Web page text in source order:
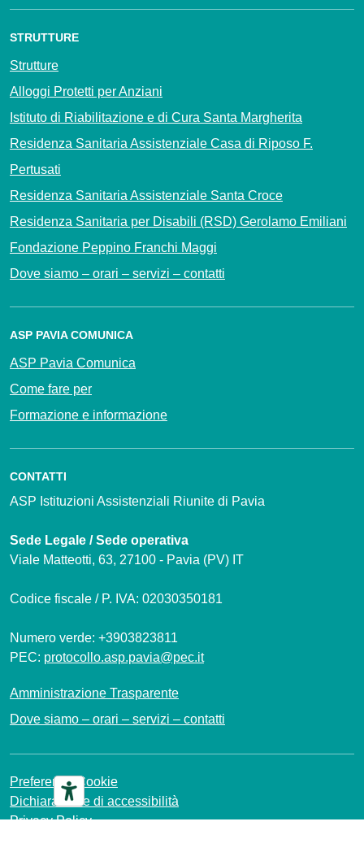
STRUTTURE
Strutture
Alloggi Protetti per Anziani
Istituto di Riabilitazione e di Cura Santa Margherita
Residenza Sanitaria Assistenziale Casa di Riposo F.
Pertusati
Residenza Sanitaria Assistenziale Santa Croce
Residenza Sanitaria per Disabili (RSD) Gerolamo Emiliani
Fondazione Peppino Franchi Maggi
Dove siamo – orari – servizi – contatti
ASP PAVIA COMUNICA
ASP Pavia Comunica
Come fare per
Formazione e informazione
CONTATTI
ASP Istituzioni Assistenziali Riunite di Pavia
Sede Legale / Sede operativa
Viale Matteotti, 63, 27100 - Pavia (PV) IT
Codice fiscale / P. IVA: 02030350181
Numero verde: +3903823811
PEC: protocollo.asp.pavia@pec.it
Amministrazione Trasparente
Dove siamo – orari – servizi – contatti
Preferenze Cookie
Dichiarazione di accessibilità
Privacy Policy